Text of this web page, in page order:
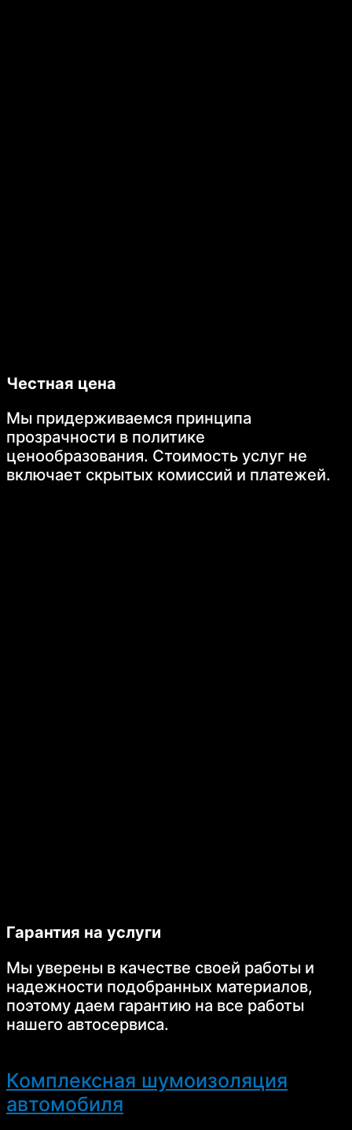
Честная цена
Мы придерживаемся принципа
прозрачности в политике
ценообразования. Стоимость услуг не
включает скрытых комиссий и платежей.
Гарантия на услуги
Мы уверены в качестве своей работы и
надежности подобранных материалов,
поэтому даем гарантию на все работы
нашего автосервиса.
Комплексная шумоизоляция
автомобиля